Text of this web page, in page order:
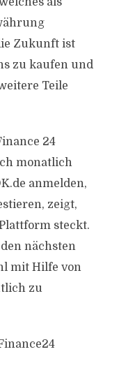
Zukunft ist
zu kaufen und
Teile
24
monatlich
anmelden,
zeigt,
steckt.
nächsten
mit Hilfe von
zu